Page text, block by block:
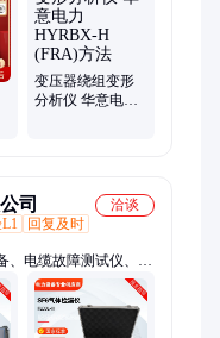
变压器绕组变形
分析仪 华意电力
司
洽谈
回复及时
、电缆故障测试仪、串